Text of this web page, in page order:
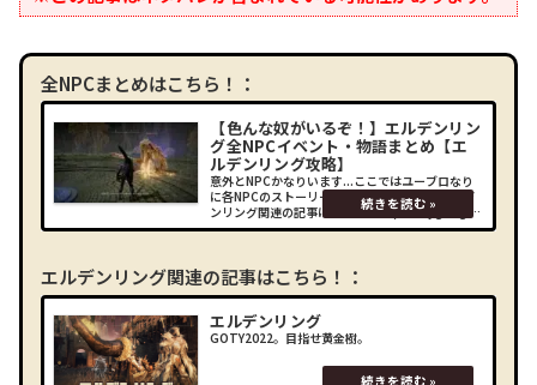
全NPCまとめはこちら！：
【色んな奴がいるぞ！】エルデンリン
グ全NPCイベント・物語まとめ【エ
ルデンリング攻略】
意外とNPCかなりいます...ここではユーブロなり
に各NPCのストーリーを追ってみました！エルデ
ンリング関連の記事はこちら！： (adsbygoogle
= window.adsbygoogle || []).push({});NPCイベ
エルデンリング関連の記事はこちら！：
エルデンリング
GOTY2022。目指せ黄金樹。